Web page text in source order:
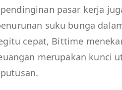
pasar kerja
suku bunga
cepat, Bittime
merupakan kunci